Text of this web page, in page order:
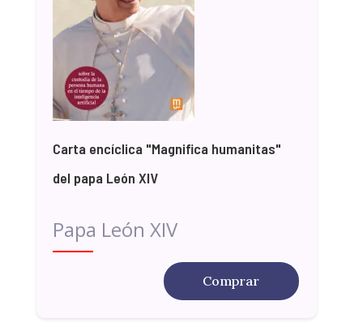
Carta encíclica "Magnifica humanitas"
del papa León XIV
Papa León XIV
Comprar